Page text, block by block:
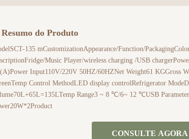
Resumo do Produto
135 mCustomizationAppearance/Function/
Music Player/wireless charging /USB
Input110V/220V 50HZ/60HZNet Weight61 KGGross
Control MethodLED display controlRefrigerator
Range3 ~ 8 ℃/6~ 12 ℃USB
CONSULTE AGORA